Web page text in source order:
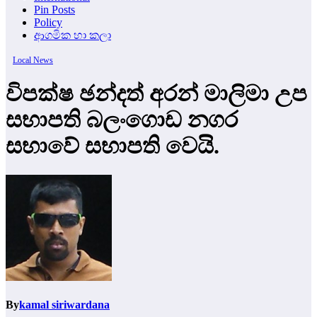
Pin Posts
Policy
ආගමික හා කලා
Local News
විපක්ෂ ඡන්දත් අරන් මාලිමා උප
සභාපති බලංගොඩ නගර
සභාවේ සභාපති වෙයි.
Bykamal siriwardana